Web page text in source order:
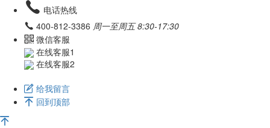
电话热线
400-812-3386 周一至周五 8:30-17:30
微信客服
在线客服1
在线客服2
给我留言
回到顶部